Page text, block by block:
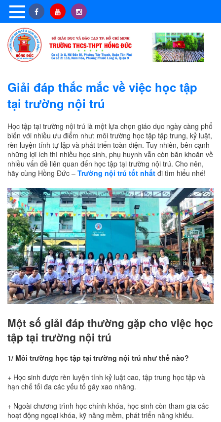
Giải đáp thắc mắc về việc học tập
tại trường nội trú
Học tập tại trường nội trú là một lựa chọn giáo dục ngày càng phổ
biến với nhiều ưu điểm như: môi trường học tập tập trung, kỷ luật,
rèn luyện tính tự lập và phát triển toàn diện. Tuy nhiên, bên cạnh
những lợi ích thì nhiều học sinh, phụ huynh vẫn còn băn khoăn về
nhiều vấn đề liên quan đến học tập tại trường nội trú. Cho nên,
hãy cùng Hồng Đức – Trường nội trú tốt nhất đi tìm hiểu nhé!
Một số giải đáp thường gặp cho việc học
tập tại trường nội trú
1/ Môi trường học tập tại trường nội trú như thế nào?
+ Học sinh được rèn luyện tính kỷ luật cao, tập trung học tập và
hạn chế tối đa các yếu tố gây xao nhãng.
+ Ngoài chương trình học chính khóa, học sinh còn tham gia các
hoạt động ngoại khóa, kỹ năng mềm, phát triển năng khiếu.